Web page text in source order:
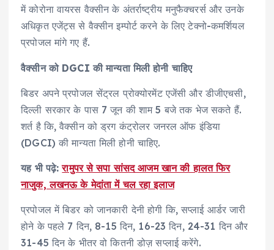
में कोरोना वायरस वैक्सीन के अंतर्राष्ट्रीय मनुफैक्चरर्स और उनके
अधिकृत एजेंट्स से वैक्सीन इम्पोर्ट करने के लिए टेक्नो-कमर्शियल
प्रपोजल मांगे गए हैं.
वैक्सीन को DGCI की मान्यता मिली होनी चाहिए
बिडर अपने प्रपोजल सेंट्रल प्रोक्योरमेंट एजेंसी और डीजीएचसी,
दिल्ली सरकार के पास 7 जून की शाम 5 बजे तक भेज सकते हैं.
शर्त है कि, वैक्सीन को ड्रग कंट्रोलर जनरल ऑफ इंडिया
(DGCI) की मान्यता मिली होनी चाहिए.
यह भी पढ़े:रामुपर से सपा सांसद आजम खान की हालत फिर
नाजुक, लखनऊ के मेदांता में चल रहा इलाज
प्रपोजल में बिडर को जानकारी देनी होगी कि, सप्लाई आर्डर जारी
होने के पहले 7 दिन, 8-15 दिन, 16-23 दिन, 24-31 दिन और
31-45 दिन के भीतर वो कितनी डोज़ सप्लाई करेंगे.